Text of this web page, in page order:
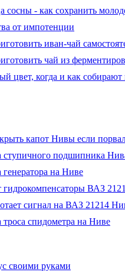
сосны - как сохранить
от импотенции
иван-чай
чай из
цвет, когда и как
капот Нивы если
ступичного подшипника
генератора на Ниве
гидрокомпенсаторы ВАЗ
сигнал на ВАЗ 21214
троса спидометра на Ниве
своими руками